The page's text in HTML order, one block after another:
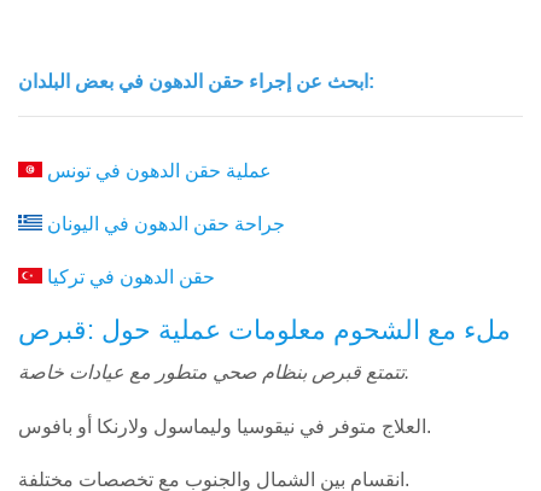
ابحث عن إجراء حقن الدهون في بعض البلدان:
عملية حقن الدهون في تونس
جراحة حقن الدهون في اليونان
حقن الدهون في تركيا
ملء مع الشحوم معلومات عملية حول :قبرص
تتمتع قبرص بنظام صحي متطور مع عيادات خاصة.
العلاج متوفر في نيقوسيا وليماسول ولارنكا أو بافوس.
انقسام بين الشمال والجنوب مع تخصصات مختلفة.